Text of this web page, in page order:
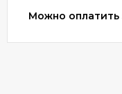
Можно оплатить